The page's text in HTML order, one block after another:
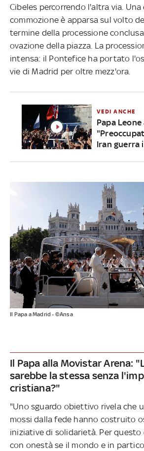
Cibeles percorrendo l'altra via.
commozione è apparsa sul volto
termine della processione
ovazione della piazza. La
intensa: il Pontefice ha portato
vie di Madrid per oltre mezz'ora.
VEDI ANCHE
Papa
Iran guerra
Il Papa a Madrid - ©Ansa
Il Papa alla Movistar Arena:
sarebbe la stessa senza
cristiana?"
"Uno sguardo obiettivo rivela che
mossi dalla fede hanno costruito
iniziative di solidarietà. Per questo
con onestà se il mondo e in